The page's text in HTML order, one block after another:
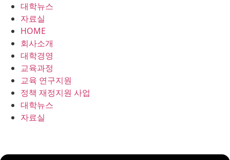
대학뉴스
자료실
HOME
회사소개
대학경영
교육과정
교육 연구지원
정책 재정지원 사업
대학뉴스
자료실